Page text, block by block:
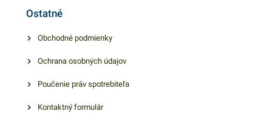
obsahuje 50ks čajovej
produkty.
Ostatné
Obchodné podmienky
Ochrana osobných údajov
Poučenie práv spotrebiteľa
Kontaktný formulár